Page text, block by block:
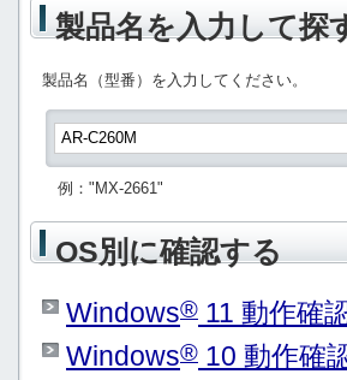
製品名を入力して探
製品名（型番）を入力してください。
例："MX-2661"
OS別に確認する
Windows® 11 動作確
Windows® 10 動作確